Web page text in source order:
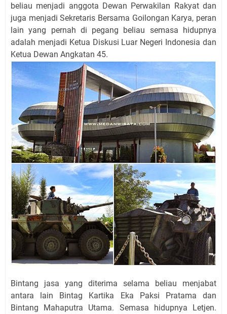
beliau menjadi anggota Dewan Perwakilan Rakyat dan
juga menjadi Sekretaris Bersama Goilongan Karya, peran
lain yang pernah di pegang beliau semasa hidupnya
adalah menjadi Ketua Diskusi Luar Negeri Indonesia dan
Ketua Dewan Angkatan 45.
Bintang jasa yang diterima selama beliau menjabat
antara lain Bintag Kartika Eka Paksi Pratama dan
Bintang Mahaputra Utama. Semasa hidupnya Letjen.